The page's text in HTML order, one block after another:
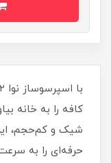
شیک و کم‌حجم،
حرفه‌ای را به